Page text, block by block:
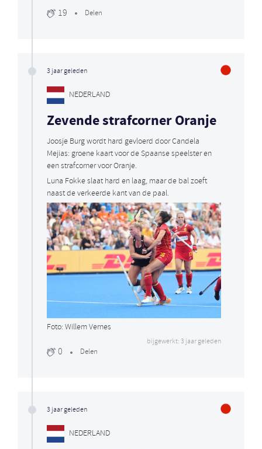
19 Delen
3 jaar geleden
NEDERLAND
Zevende strafcorner Oranje
Joosje Burg wordt hard gevloerd door Candela
Mejias: groene kaart voor de Spaanse speelster en
een strafcorner voor Oranje.
Luna Fokke slaat hard en laag, maar de bal zoeft
naast de verkeerde kant van de paal.
Foto: Willem Vernes
bijgewerkt: 3 jaar geleden
0 Delen
3 jaar geleden
NEDERLAND